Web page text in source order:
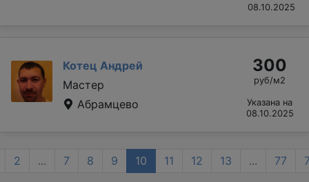
08.10.2025
Котец Андрей
Мастер
Абрамцево
300
руб/м2
Указана на
08.10.2025
2 ... 7 8 9 10 11 12 13 ... 77